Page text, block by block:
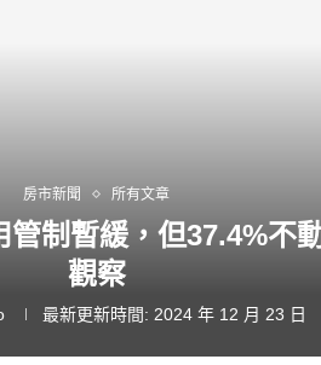
房市新聞 所有文章
制暫緩，但37.4%不
觀察
最新更新時間: 2024 年 12 月 23 日